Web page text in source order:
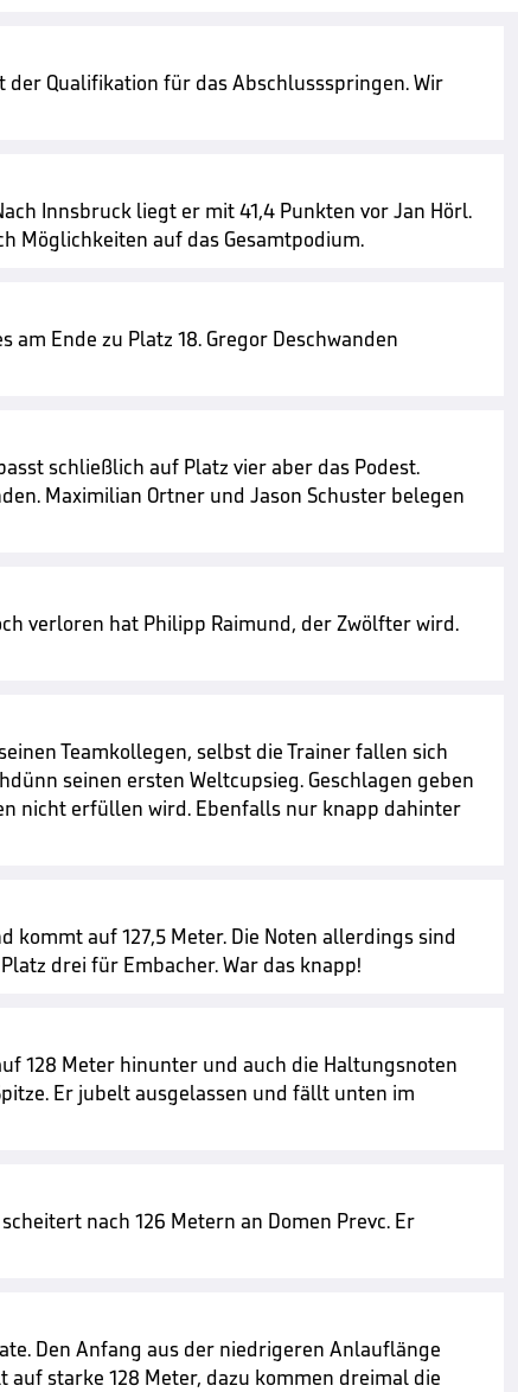
Qualifikation für das Abschlussspringen. Wir
Innsbruck liegt er mit 41,4 Punkten vor Jan Hörl.
Möglichkeiten auf das Gesamtpodium.
Ende zu Platz 18. Gregor Deschwanden
schließlich auf Platz vier aber das Podest.
Maximilian Ortner und Jason Schuster belegen
verloren hat Philipp Raimund, der Zwölfter wird.
Teamkollegen, selbst die Trainer fallen sich
seinen ersten Weltcupsieg. Geschlagen geben
nicht erfüllen wird. Ebenfalls nur knapp dahinter
kommt auf 127,5 Meter. Die Noten allerdings sind
drei für Embacher. War das knapp!
128 Meter hinunter und auch die Haltungsnoten
Er jubelt ausgelassen und fällt unten im
nach 126 Metern an Domen Prevc. Er
Den Anfang aus der niedrigeren Anlauflänge
auf starke 128 Meter, dazu kommen dreimal die